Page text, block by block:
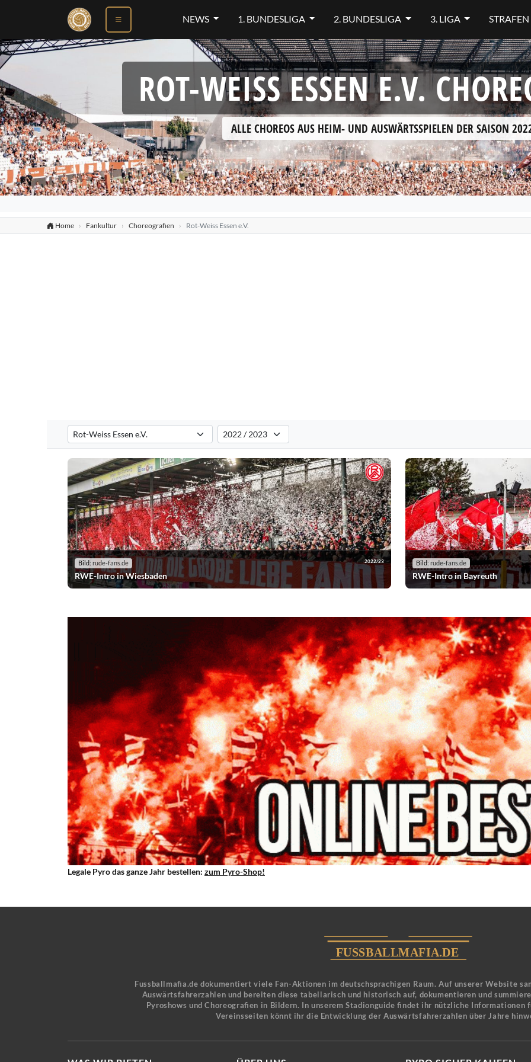
NEWS 1. BUNDESLIGA 2. BUNDESLIGA 3. LIGA STRAFEN
ROT-WEISS ESSEN E.V.
ALLE CHOREOS AUS HEIM- UND AUSWÄRTSSPIELEN DER SAISON
Home Fankultur Choreografien Rot-Weiss Essen e.V.
Verein auswählen
Filtert die Choreografien nach dem ausgewählten Verein. Standard: alle Vereine anzeigen.
Saison auswählen
Filtert die Choreografien nach der ausgewählten Saison. Standard: alle Saisons
Bild: rude-fans.de 2022/23
RWE-Intro in Wiesbaden
Bild: rude-fans.de
RWE-Intro in Bayreuth
Legale Pyro das ganze Jahr bestellen: zum Pyro-Shop!
Fussballmafia.de dokumentiert viele Fan-Aktionen im deutschsprachigen Raum. Auf unserer Website
Auswärtsfahrerzahlen und bereiten diese tabellarisch und historisch auf, dokumentieren und
Pyroshows und Choreografien in Bildern. In unserem Stadionguide findet ihr nützliche Informationen
Vereinsseiten könnt ihr die Entwicklung der Auswärtsfahrerzahlen über Jahre